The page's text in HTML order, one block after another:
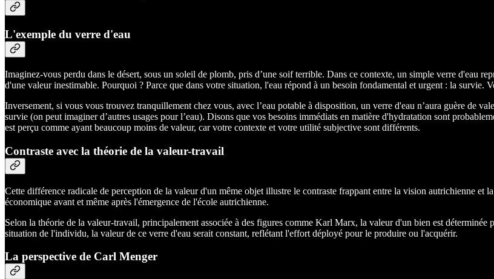
L'exemple du verre d'eau
Imaginez-vous perdu dans le désert, sous un soleil de plomb, pris d’une soif terrible. Dans ce contexte, un simple verre d'eau
d'une valeur inestimable. Pourquoi ? Parce que dans votre situation, l'eau répond à un besoin fondamental et urgent : la survie.
Inversement, si vous vous trouvez tranquillement chez vous, avec l’eau potable à disposition, un verre d'eau n’aura guère de
survie (on peut imaginer d’autres usages pour l’eau). Disons que vos besoins immédiats en matière d'hydratation sont
est perçu comme ayant beaucoup moins de valeur, car votre contexte et votre utilité subjective sont différents.
Contraste avec la théorie de la valeur-travail
Cette différence radicale de perception de la valeur d'un même objet illustre le contraste frappant entre la vision autrichienne et
économique avant et même après l'émergence de l'école autrichienne.
Selon la théorie de la valeur-travail, principalement associée à des figures comme Karl Marx, la valeur d'un bien est
situation de l'individu, la valeur de ce verre d'eau serait constant, reflétant l'effort déployé pour le produire ou l'acquérir.
La perspective de Carl Menger